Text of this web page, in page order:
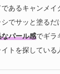
あるキャンメイ
でサッと塗るだ
パール感でギラ
トを探している